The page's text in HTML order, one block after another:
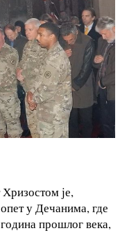
је,
у Дечанима, где
прошлог века,